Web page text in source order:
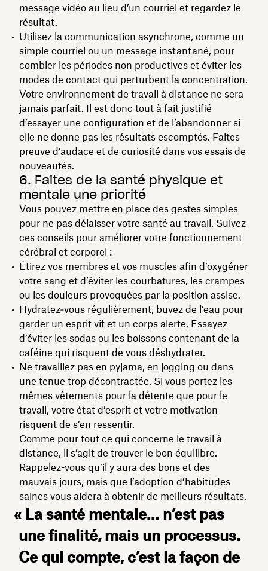
message vidéo au lieu d’un courriel et regardez le
résultat.
Utilisez la communication asynchrone, comme un
simple courriel ou un message instantané, pour
combler les périodes non productives et éviter les
modes de contact qui perturbent la concentration.
Votre environnement de travail à distance ne sera
jamais parfait. Il est donc tout à fait justifié
d’essayer une configuration et de l’abandonner si
elle ne donne pas les résultats escomptés. Faites
preuve d’audace et de curiosité dans vos essais de
nouveautés.
6. Faites de la santé physique et
mentale une priorité
Vous pouvez mettre en place des gestes simples
pour ne pas délaisser votre santé au travail. Suivez
ces conseils pour améliorer votre fonctionnement
cérébral et corporel :
Étirez vos membres et vos muscles afin d’oxygéner
votre sang et d’éviter les courbatures, les crampes
ou les douleurs provoquées par la position assise.
Hydratez‑vous régulièrement, buvez de l’eau pour
garder un esprit vif et un corps alerte. Essayez
d’éviter les sodas ou les boissons contenant de la
caféine qui risquent de vous déshydrater.
Ne travaillez pas en pyjama, en jogging ou dans
une tenue trop décontractée. Si vous portez les
mêmes vêtements pour la détente que pour le
travail, votre état d’esprit et votre motivation
risquent de s’en ressentir.
Comme pour tout ce qui concerne le travail à
distance, il s’agit de trouver le bon équilibre.
Rappelez-vous qu’il y aura des bons et des
mauvais jours, mais que l’adoption d’habitudes
saines vous aidera à obtenir de meilleurs résultats.
« La santé mentale... n’est pas
une finalité, mais un processus.
Ce qui compte, c’est la façon de